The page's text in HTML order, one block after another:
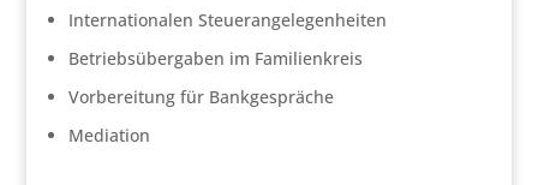
Internationalen Steuerangelegenheiten
Betriebsübergaben im Familienkreis
Vorbereitung für Bankgespräche
Mediation